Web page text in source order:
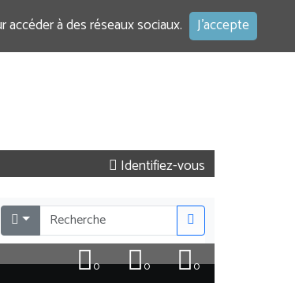
à des réseaux sociaux. J'accepte
Identifiez-vous
0
0
0